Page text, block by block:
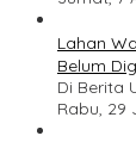
Lahan
Belum
Di Berita
Rabu, 29